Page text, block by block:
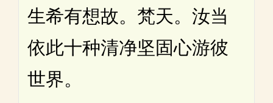
生希有想故。梵天。汝当
依此十种清净坚固心游彼
世界。